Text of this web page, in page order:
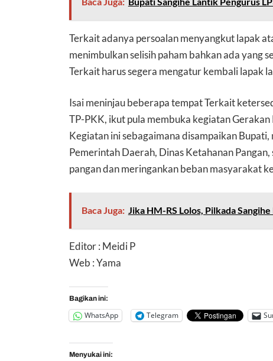
Terkait adanya persoalan menyangkut lapak
menimbulkan selisih paham bahkan ada yang
Terkait harus segera mengatur kembali lapak
Isai meninjau beberapa tempat Terkait
TP-PKK, ikut pula membuka kegiatan
Kegiatan ini sebagaimana disampaikan
Pemerintah Daerah, Dinas Ketahanan
pangan dan meringankan beban masyarakat
Baca Juga: Jika HM-RS Lolos, Pilkada
Editor : Meidi P
Web : Yama
Bagikan ini:
WhatsApp Telegram
Menyukai ini: